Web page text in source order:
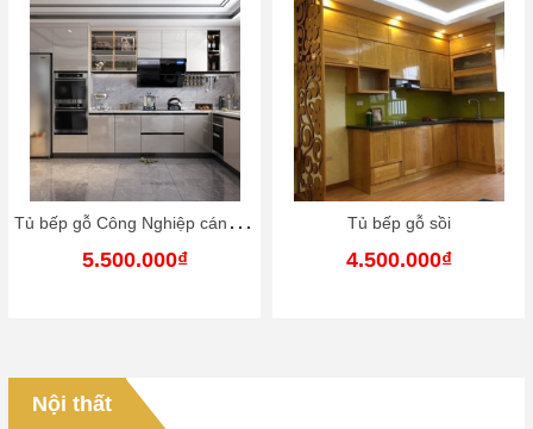
T
ủ bếp gỗ Công Nghiệp cánh phủ acrylic
5.500.000₫
Tủ bếp gỗ sồi
4.500.000₫
Nội thất